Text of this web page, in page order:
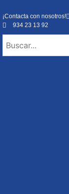
¡Contacta con nosotros!
934 23 13 92